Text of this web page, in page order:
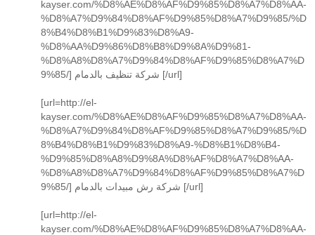
kayser.com/%D8%AE%D8%AF%D9%85%D8%A7%D8%AA-
%D8%A7%D9%84%D8%AF%D9%85%D8%A7%D9%85/%D
8%B4%D8%B1%D9%83%D8%A9-
%D8%AA%D9%86%D8%B8%D9%8A%D9%81-
%D8%A8%D8%A7%D9%84%D8%AF%D9%85%D8%A7%D
9%85/] شركة تنظيف بالدمام [/url]
[url=http://el-
kayser.com/%D8%AE%D8%AF%D9%85%D8%A7%D8%AA-
%D8%A7%D9%84%D8%AF%D9%85%D8%A7%D9%85/%D
8%B4%D8%B1%D9%83%D8%A9-%D8%B1%D8%B4-
%D9%85%D8%A8%D9%8A%D8%AF%D8%A7%D8%AA-
%D8%A8%D8%A7%D9%84%D8%AF%D9%85%D8%A7%D
9%85/] شركة رش مبيدات بالدمام [/url]
[url=http://el-
kayser.com/%D8%AE%D8%AF%D9%85%D8%A7%D8%AA-